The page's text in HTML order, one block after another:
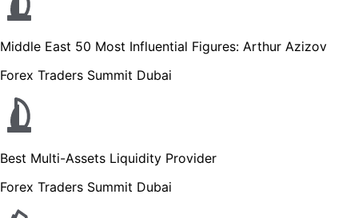
Middle East 50 Most Influential Figures: Arthur Azizov
Forex Traders Summit Dubai
Best Multi-Assets Liquidity Provider
Forex Traders Summit Dubai